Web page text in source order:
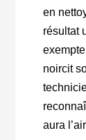
en
résultat
noircit
aura